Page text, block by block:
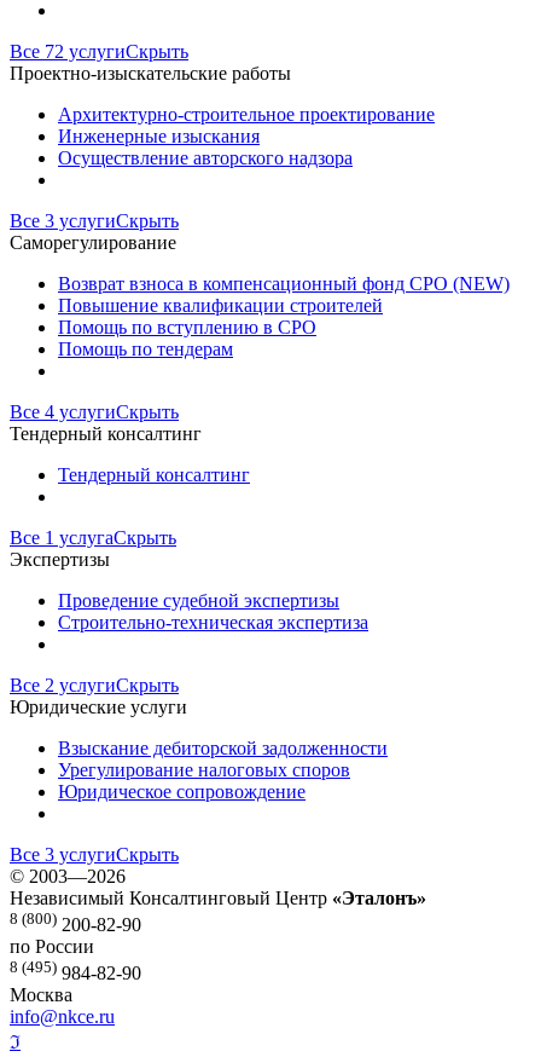
Все 72 услугиСкрыть
Проектно-изыскательские работы
Архитектурно-строительное проектирование
Инженерные изыскания
Осуществление авторского надзора
Все 3 услугиСкрыть
Саморегулирование
Возврат взноса в компенсационный фонд СРО (NEW)
Повышение квалификации строителей
Помощь по вступлению в СРО
Помощь по тендерам
Все 4 услугиСкрыть
Тендерный консалтинг
Тендерный консалтинг
Все 1 услугаСкрыть
Экспертизы
Проведение судебной экспертизы
Строительно-техническая экспертиза
Все 2 услугиСкрыть
Юридические услуги
Взыскание дебиторской задолженности
Урегулирование налоговых споров
Юридическое сопровождение
Все 3 услугиСкрыть
© 2003—2026
Независимый Консалтинговый Центр «Эталонъ»
8 (800) 200-82-90
по России
8 (495) 984-82-90
Москва
info@nkce.ru
ℑ